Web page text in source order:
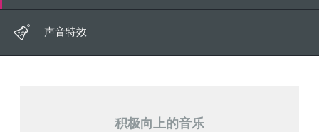
钢琴独奏
世界音乐
快乐/积极
梦幻神奇
声音特效
积极向上的音乐